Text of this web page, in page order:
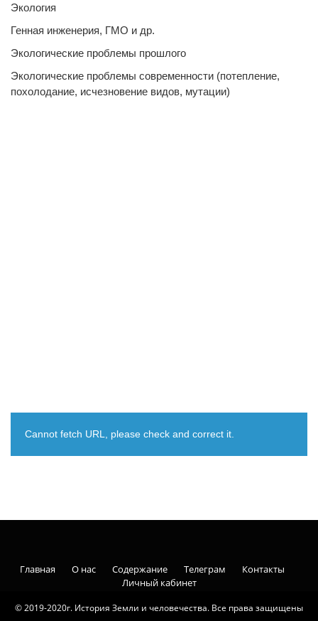
Экология
Генная инженерия, ГМО и др.
Экологические проблемы прошлого
Экологические проблемы современности (потепление,
похолодание, исчезновение видов, мутации)
Cannot fetch URL, please check and correct it.
© 2019-2020г. История Земли и человечества. Все права защищены
Главная О нас Содержание Телеграм
Контакты
Личный кабинет